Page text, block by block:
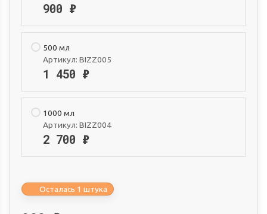
900 ₽
500 мл
Артикул: BIZZ005
1 450 ₽
1000 мл
Артикул: BIZZ004
2 700 ₽
Осталась 1 штука